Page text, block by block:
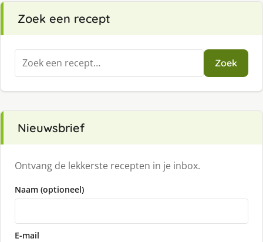
Zoek een recept
Zoeken
naar:
Zoek
Nieuwsbrief
Ontvang de lekkerste recepten in je inbox.
Naam (optioneel)
E-mail